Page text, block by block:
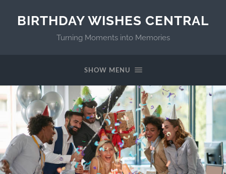
BIRTHDAY WISHES CENTRAL
Turning Moments into Memories
SHOW MENU